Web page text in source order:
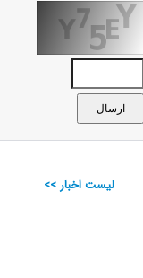
لیست اخبار >>